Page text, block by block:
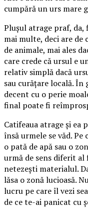
cumpără un urs mare
Plușul atrage praf, da,
mai multe, deci are de
de animale, mai ales
care crede că ursul e
relativ simplă dacă
sau curățare locală. În
decent cu o perie
final poate fi
Catifeaua atrage și ea
însă urmele se văd. Pe
o pată de apă sau o
urmă de sens diferit
netezești materialul.
lăsa o zonă lucioasă.
lucru pe care îl vezi
de ce te-ai panicat cu